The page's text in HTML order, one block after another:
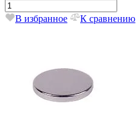
В избранное К сравнению